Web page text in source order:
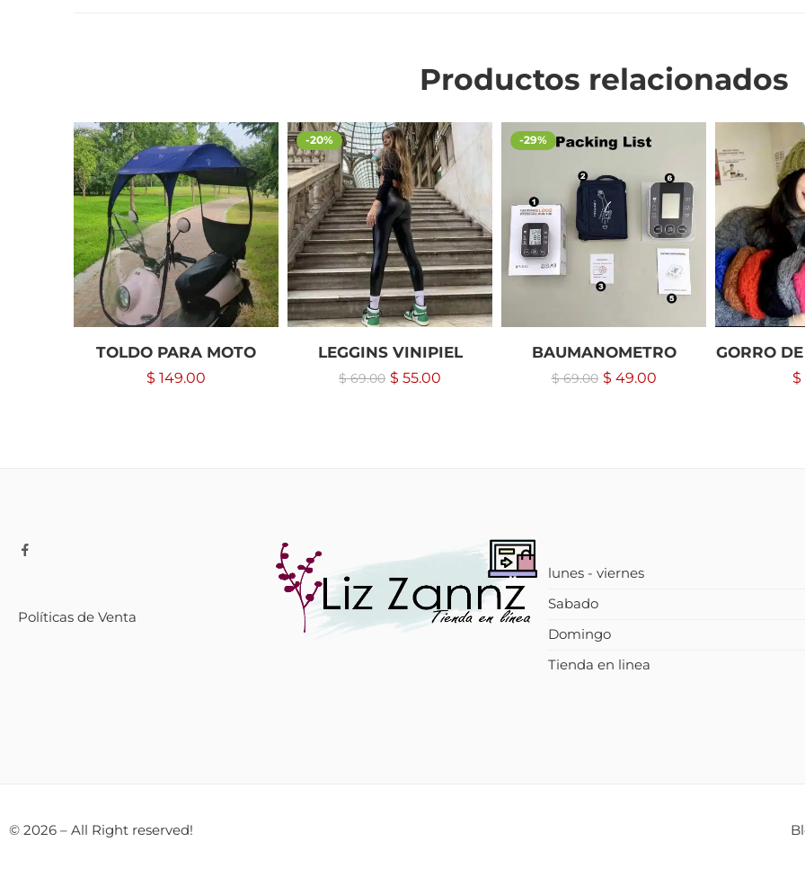
Productos relacionados
TOLDO PARA MOTO
$ 149.00
-20%
LEGGINS VINIPIEL
$69.00 $ 55.00
-29%
BAUMANOMETRO
$69.00 $ 49.00
GORRO
$
Políticas de Venta
lunes - viernes
Sabado
Domingo
Tienda en linea
© 2026 – All Right reserved!